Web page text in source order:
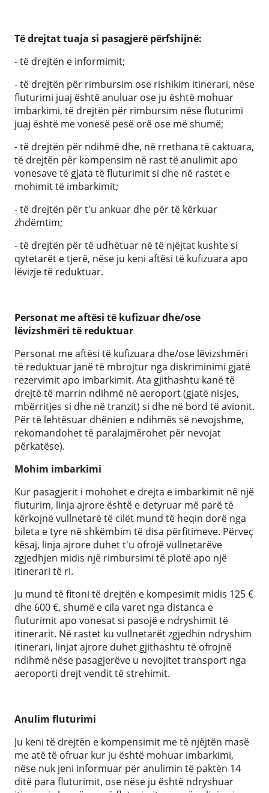
Të drejtat tuaja si pasagjerë përfshijnë:
- të drejtën e informimit;
- të drejtën për rimbursim ose rishikim itinerari, nëse
fluturimi juaj është anuluar ose ju është mohuar
imbarkimi, të drejtën për rimbursim nëse fluturimi
juaj është me vonesë pesë orë ose më shumë;
- të drejtën për ndihmë dhe, në rrethana të caktuara,
të drejtën për kompensim në rast të anulimit apo
vonesave të gjata të fluturimit si dhe në rastet e
mohimit të imbarkimit;
- të drejtën për t'u ankuar dhe për të kërkuar
zhdëmtim;
- të drejtën për të udhëtuar në të njëjtat kushte si
qytetarët e tjerë, nëse ju keni aftësi të kufizuara apo
lëvizje të reduktuar.
Personat me aftësi të kufizuar dhe/ose
lëvizshmëri të reduktuar
Personat me aftësi të kufizuara dhe/ose lëvizshmëri
të reduktuar janë të mbrojtur nga diskriminimi gjatë
rezervimit apo imbarkimit. Ata gjithashtu kanë të
drejtë të marrin ndihmë në aeroport (gjatë nisjes,
mbërritjes si dhe në tranzit) si dhe në bord të avionit.
Për të lehtësuar dhënien e ndihmës së nevojshme,
rekomandohet të paralajmërohet për nevojat
përkatëse).
Mohim imbarkimi
Kur pasagjerit i mohohet e drejta e imbarkimit në një
fluturim, linja ajrore është e detyruar më parë të
kërkojnë vullnetarë të cilët mund të heqin dorë nga
bileta e tyre në shkëmbim të disa përfitimeve. Përveç
kësaj, linja ajrore duhet t'u ofrojë vullnetarëve
zgjedhjen midis një rimbursimi të plotë apo një
itinerari të ri.
Ju mund të fitoni të drejtën e kompesimit midis 125 €
dhe 600 €, shumë e cila varet nga distanca e
fluturimit apo vonesat si pasojë e ndryshimit të
itinerarit. Në rastet ku vullnetarët zgjedhin ndryshim
itinerari, linjat ajrore duhet gjithashtu të ofrojnë
ndihmë nëse pasagjerëve u nevojitet transport nga
aeroporti drejt vendit të strehimit.
Anulim fluturimi
Ju keni të drejtën e kompensimit me të njëjtën masë
me atë të ofruar kur ju është mohuar imbarkimi,
nëse nuk jeni informuar për anulimin të paktën 14
ditë para fluturimit, ose nëse ju është ndryshuar